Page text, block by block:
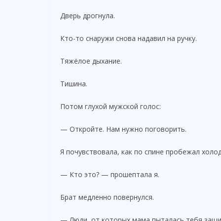
Дверь дрогнула.
Кто-то снаружи снова надавил на ручку.
Тяжёлое дыхание.
Тишина.
Потом глухой мужской голос:
— Откройте. Нам нужно поговорить.
Я почувствовала, как по спине пробежал
— Кто это? — прошептала я.
Брат медленно повернулся.